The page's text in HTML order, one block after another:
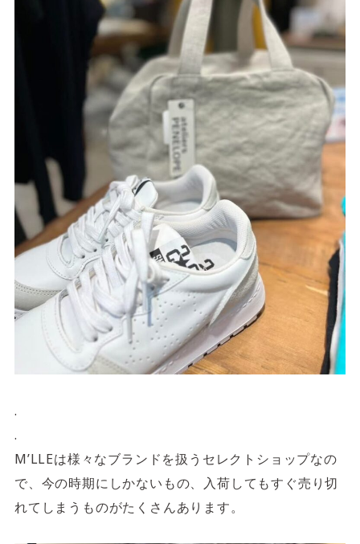
.
.
M’LLEは様々なブランドを扱うセレクトショップなの
で、今の時期にしかないもの、入荷してもすぐ売り切
れてしまうものがたくさんあります。